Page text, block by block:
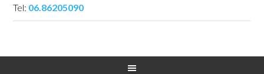
Tel: 06.86205090